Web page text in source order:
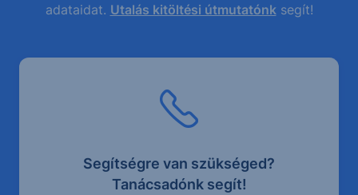
adataidat. Utalás kitöltési útmutatónksegít!
Segítségre van szükséged?
Tanácsadónk segít!